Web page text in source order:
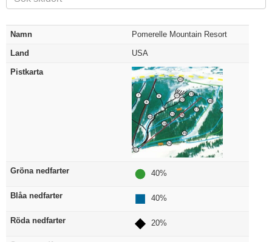
Namn Pomerelle Mountain Resort
Land USA
Pistkarta
Gröna nedfarter 40%
Blåa nedfarter 40%
Röda nedfarter 20%